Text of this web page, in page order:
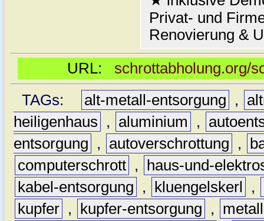
Privat- und
Renovierung &
URL: schrottabholung.org/
TAGs:
alt-metall-entsorgung ,
heiligenhaus
, aluminium ,
entsorgung
, autoverschrottung ,
computerschrott ,
haus-und-
kabel-entsorgung
, kluengelskerl ,
kupfer , kupfer-entsorgung ,
metall